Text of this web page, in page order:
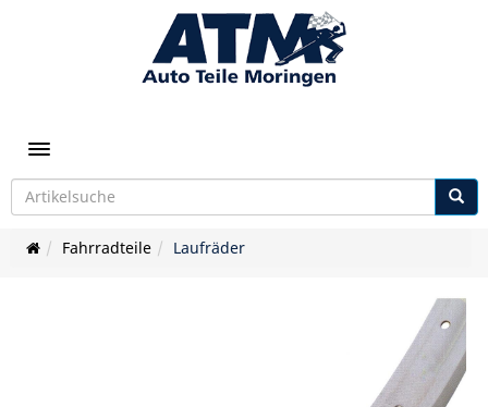
Toggle navigation
Fahrradteile Laufräder